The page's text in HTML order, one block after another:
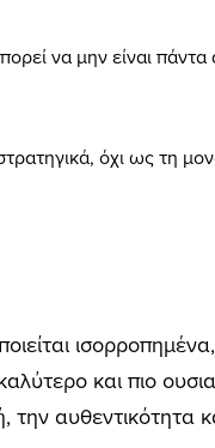
να μην είναι πάντα
όχι ως τη
και πιο
την αυθεντικότητα